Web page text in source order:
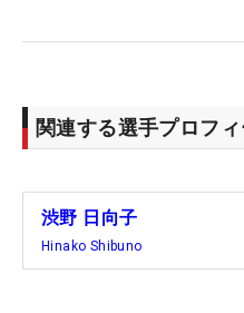
関連する選手プロフ
渋野 日向子
Hinako Shibuno